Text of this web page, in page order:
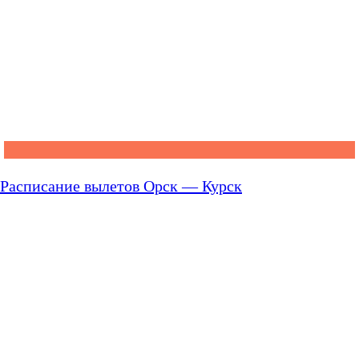
Расписание вылетов Орск — Курск